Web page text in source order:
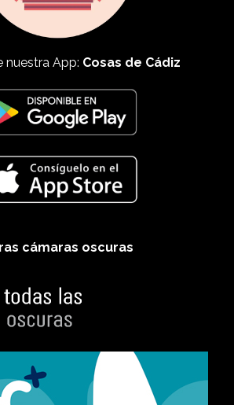
nuestra App: Cosas de Cádiz
cámaras oscuras